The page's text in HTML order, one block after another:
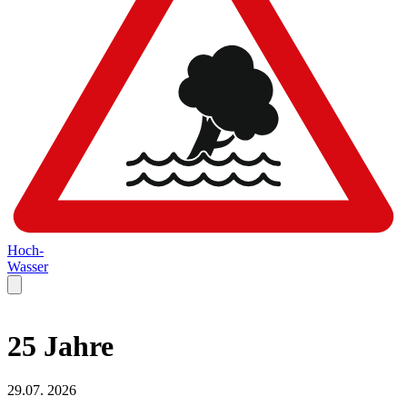
Hoch-
Wasser
25 Jahre
29.07. 2026